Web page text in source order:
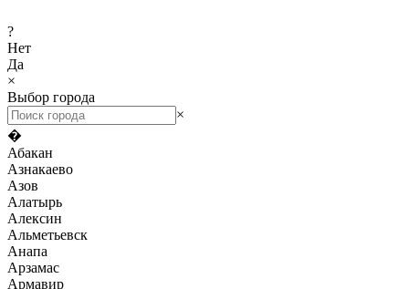
?
Нет
Да
×
Выбор города
×
�
Абакан
Азнакаево
Азов
Алатырь
Алексин
Альметьевск
Анапа
Арзамас
Армавир